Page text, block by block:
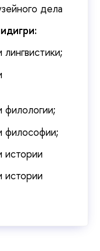
дела
философии;
истории
истории